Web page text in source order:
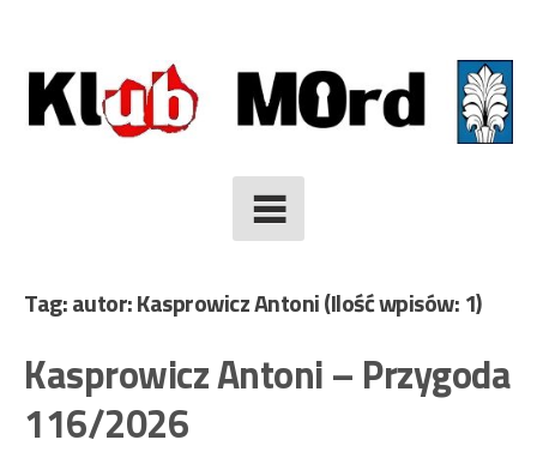
to
content
Tag: autor: Kasprowicz Antoni(Ilość wpisów: 1)
Kasprowicz Antoni – Przygoda
116/2026